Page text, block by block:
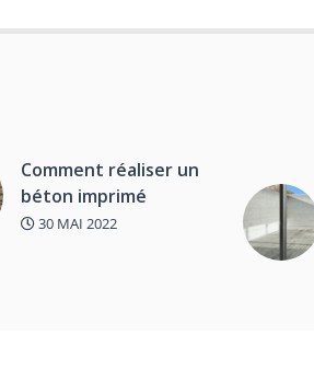
Comment réaliser un
béton imprimé
30 MAI 2022